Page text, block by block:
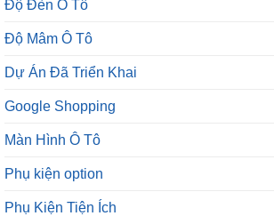
Độ Đèn Ô Tô
Độ Mâm Ô Tô
Dự Án Đã Triển Khai
Google Shopping
Màn Hình Ô Tô
Phụ kiện option
Phụ Kiện Tiện Ích